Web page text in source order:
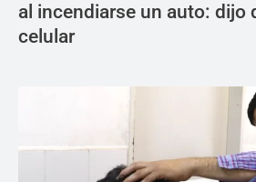
al incendiarse un auto: dijo
celular